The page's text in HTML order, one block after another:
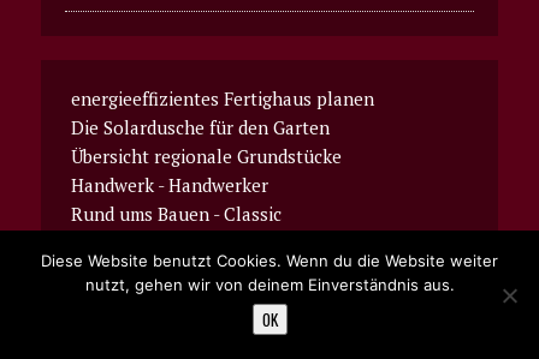
energieeffizientes Fertighaus planen
Die Solardusche für den Garten
Übersicht regionale Grundstücke
Handwerk - Handwerker
Rund ums Bauen - Classic
COPYRIGHT 2017 | BAUMAGAZIN - RUND-UMS-BAUEN.ORG
Diese Website benutzt Cookies. Wenn du die Website weiter
nutzt, gehen wir von deinem Einverständnis aus.
OK